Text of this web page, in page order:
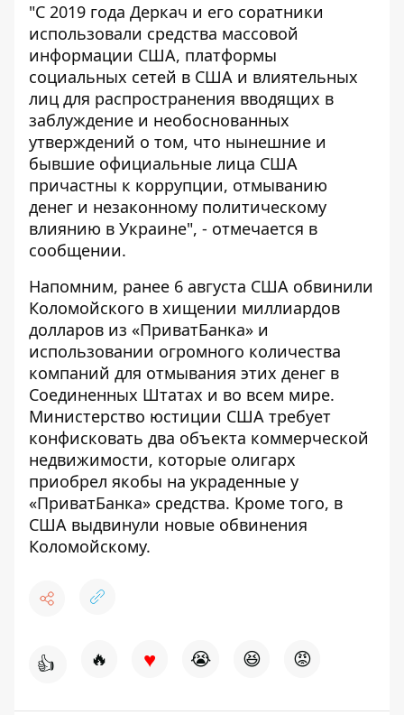
"С 2019 года Деркач и его соратники
использовали средства массовой
информации США, платформы
социальных сетей в США и влиятельных
лиц для распространения вводящих в
заблуждение и необоснованных
утверждений о том, что нынешние и
бывшие официальные лица США
причастны к коррупции, отмыванию
денег и незаконному политическому
влиянию в Украине", - отмечается в
сообщении.
Напомним, ранее 6 августа США обвинили
Коломойского в хищении миллиардов
долларов из «ПриватБанка» и
использовании огромного количества
компаний для отмывания этих денег в
Соединенных Штатах и во всем мире.
Министерство юстиции США требует
конфисковать два объекта коммерческой
недвижимости, которые олигарх
приобрел якобы на украденные у
«ПриватБанка» средства. Кроме того, в
США выдвинули новые обвинения
Коломойскому.
👍 🔥 ♥ 😭 😆 😡